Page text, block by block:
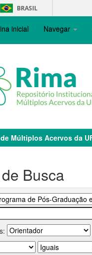
BRASIL
inicial Navegar
Múltiplos Acervos da
Busca